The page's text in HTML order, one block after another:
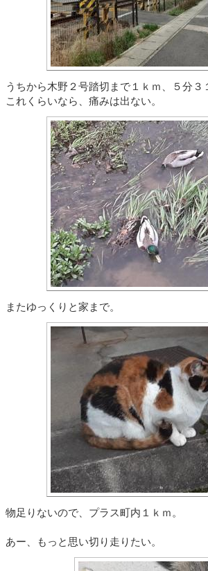
うちから木野２号踏切まで１ｋｍ、５分３
これくらいなら、痛みは出ない。
またゆっくりと家まで。
物足りないので、プラス町内１ｋｍ。
あー、もっと思い切り走りたい。